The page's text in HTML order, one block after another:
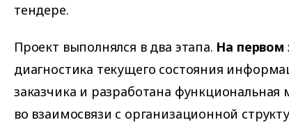
тендере.
Проект выполнялся в два этапа. На первом
диагностика текущего состояния
заказчика и разработана
во взаимосвязи с организационной